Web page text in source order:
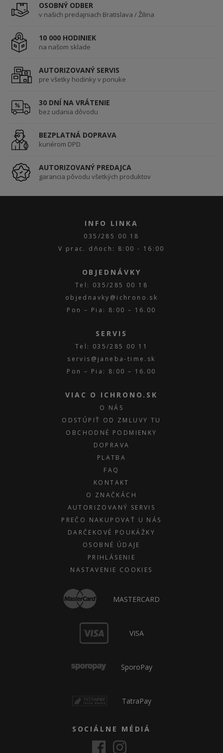
OSOBNÝ ODBER
v našich predajniach Bratislava / Žilina
10 000 HODINIEK
na našom sklade
AUTORIZOVANÝ SERVIS
pre všetky hodinky v ponuke
30 DNÍ NA VRÁTENIE
bez udania dôvodu
BEZPLATNÁ DOPRAVA
kuriérom DPD
AUTORIZOVANÝ PREDAJCA
garancia pôvodu všetkých produktov
INFO LINKA
035/285 00 18
V prac. dňoch: 8:00 - 16:00
OBJEDNÁVKY
Tel: 035/285 00 18
objednavky@ichrono.sk
Pon – Pia: 8:00 – 16.00
SERVIS
Tel: 035/285 00 11
servis@janeba-time.sk
Pon – Pia: 8:00 – 16.00
VIAC O ICHRONO.SK
O NÁS
ODSTÚPIŤ OD ZMLUVY TU
OBCHODNÉ PODMIENKY
DOPRAVA
PLATBA
FAQ
KONTAKT
O ZNAČKÁCH
AUTORIZOVANÝ SERVIS
PREČO NAKUPOVAŤ U NÁS
DARČEKOVÉ POUKÁŽKY
OSOBNÉ ÚDAJE
PRIHLÁSENIE
NASTAVENIE COOKIES
MASTERCARD
VISA
SporoPay
TatraPay
SOCIÁLNE MÉDIÁ